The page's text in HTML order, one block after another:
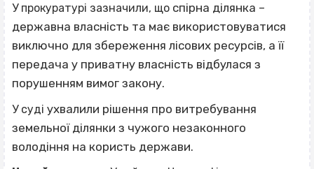
У прокуратурі зазначили, що спірна ділянка –
державна власність та має використовуватися
виключно для збереження лісових ресурсів, а її
передача у приватну власність відбулася з
порушенням вимог закону.
У суді ухвалили рішення про витребування
земельної ділянки з чужого незаконного
володіння на користь держави.